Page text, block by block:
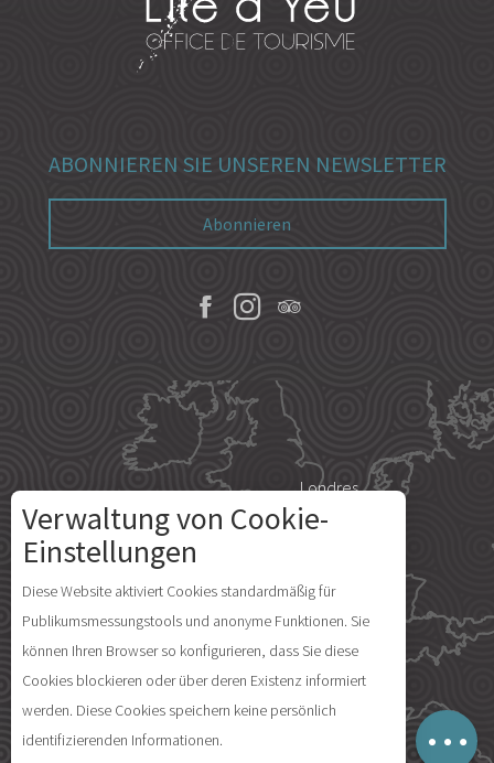
Beschreibung
Lageplan
ABONNIEREN SIE UNSEREN NEWSLETTER
Abonnieren
Londres
Île d'Yeu
Verwaltung von Cookie-
Einstellungen
Diese Website aktiviert Cookies standardmäßig für
Publikumsmessungstools und anonyme Funktionen. Sie
können Ihren Browser so konfigurieren, dass Sie diese
Cookies blockieren oder über deren Existenz informiert
werden. Diese Cookies speichern keine persönlich
identifizierenden Informationen.